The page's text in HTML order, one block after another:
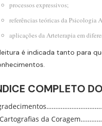
processos expressivos;
referências teóricas da Psicologia
aplicações da Arteterapia em
é indicada tanto para
COMPLETO
da